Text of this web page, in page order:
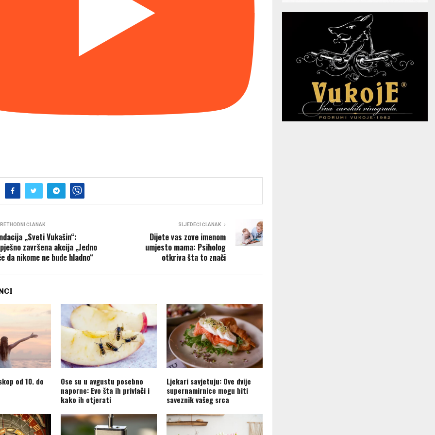
ČLANAK
„Sveti Vukašin“:
završena akcija „Jedno
da nikome ne bude hladno“
SLJEDEĆI ČLANAK
Dijete vas zove imenom
umjesto mama: Psiholog
otkriva šta to znači
od 10. do
Ose su u avgustu posebno
naporne: Evo šta ih privlači i
kako ih otjerati
Ljekari savjetuju: Ove dvije
supernamirnice mogu biti
saveznik vašeg srca